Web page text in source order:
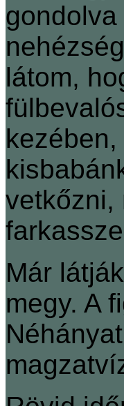
látom,
vetkőzni,
Már
megy. A